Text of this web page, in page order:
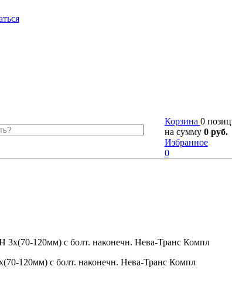
Корзина 0
на сумму 0 руб.
Избранное
0
3х(70-120мм) с болт. наконечн. Нева-Транс Компл